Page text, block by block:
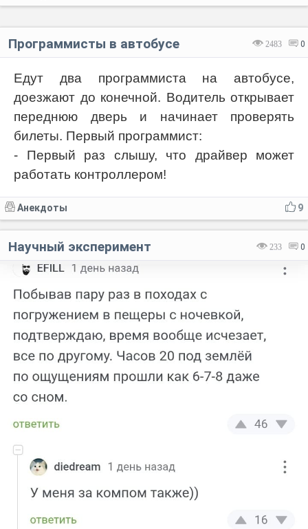
2483 0
Программисты в автобусе
Едут два программиста на автобусе,
доезжают до конечной. Водитель открывает
переднюю дверь и начинает проверять
билеты. Первый программист:
- Первый раз слышу, что драйвер может
работать контроллером!
9
Анекдоты
233 0
Научный эксперимент